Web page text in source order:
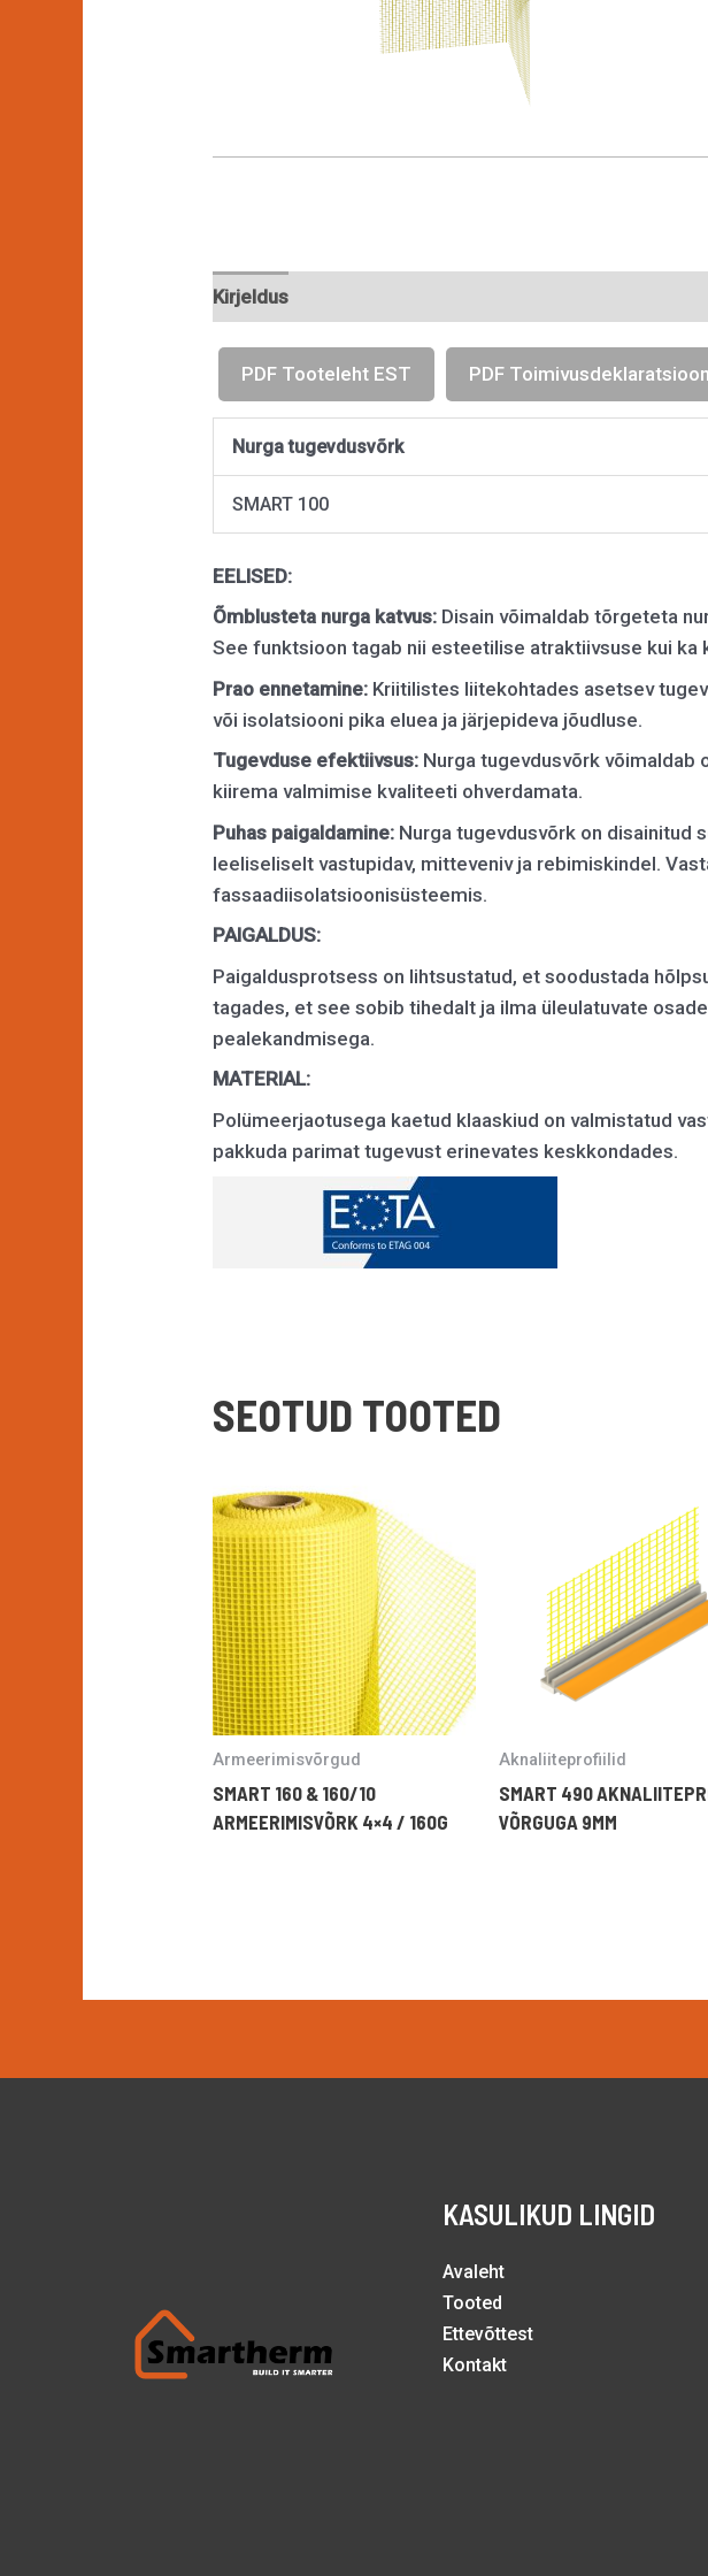
Kirjeldus
PDF Tooteleht EST PDF Toimivusdeklaratsioon
Nurga tugevdusvõrk
SMART 100
EELISED:
Õmblusteta nurga katvus: Disain võimaldab tõrgeteta
See funktsioon tagab nii esteetilise atraktiivsuse kui ka
Prao ennetamine: Kriitilistes liitekohtades asetsev
või isolatsiooni pika eluea ja järjepideva jõudluse.
Tugevduse efektiivsus: Nurga tugevdusvõrk võimaldab
kiirema valmimise kvaliteeti ohverdamata.
Puhas paigaldamine: Nurga tugevdusvõrk on disainitud
leeliseliselt vastupidav, mitteveniv ja rebimiskindel.
fassaadiisolatsioonisüsteemis.
PAIGALDUS:
Paigaldusprotsess on lihtsustatud, et soodustada
tagades, et see sobib tihedalt ja ilma üleulatuvate
pealekandmisega.
MATERIAL:
Polümeerjaotusega kaetud klaaskiud on valmistatud
pakkuda parimat tugevust erinevates keskkondades.
SEOTUD TOOTED
Armeerimisvõrgud
SMART 160 & 160/10
ARMEERIMISVÕRK 4×4 / 160G
Aknaliiteprofiilid
SMART 490
VÕRGUGA 9MM
KASULIKUD LINGID
Avaleht
Tooted
Ettevõttest
Kontakt